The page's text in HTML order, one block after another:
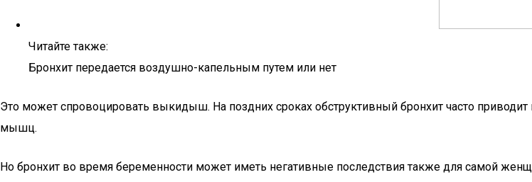
Читайте также:
Бронхит передается воздушно-капельным путем или нет
Это может спровоцировать выкидыш. На поздних сроках обструктивный бронхит часто
мышц.
Но бронхит во время беременности может иметь негативные последствия также для самой